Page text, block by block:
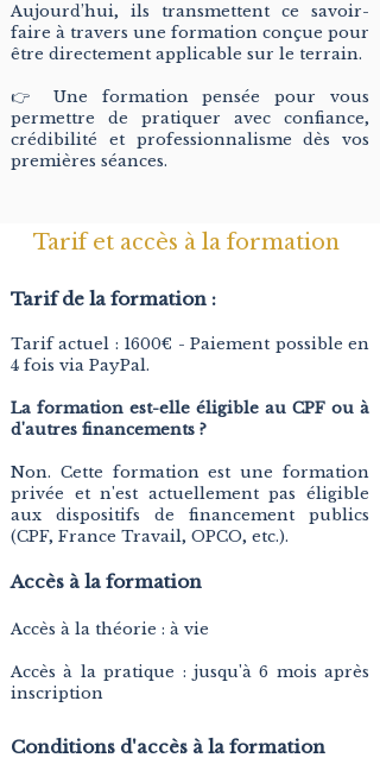
Aujourd’hui, ils transmettent ce savoir-
faire à travers une formation conçue pour
être directement applicable sur le terrain.
👉 Une formation pensée pour vous
permettre de pratiquer avec confiance,
crédibilité et professionnalisme dès vos
premières séances.
Tarif et accès à la formation
Tarif de la formation :
Tarif actuel : 1600€ - Paiement possible en
4 fois via PayPal.
La formation est-elle éligible au CPF ou à
d'autres financements ?
Non. Cette formation est une formation
privée et n'est actuellement pas éligible
aux dispositifs de financement publics
(CPF, France Travail, OPCO, etc.).
Accès à la formation
Accès à la théorie : à vie
Accès à la pratique : jusqu'à 6 mois après
inscription
Conditions d'accès à la formation